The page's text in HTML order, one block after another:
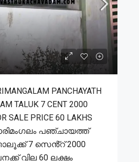
PANCHAYATH
TALUK 7 CENT 2000
SALE PRICE 60 LAKHS
പഞ്ചായത്ത്
7 സെൻ്റ് 2000
വില 60 ലക്ഷം